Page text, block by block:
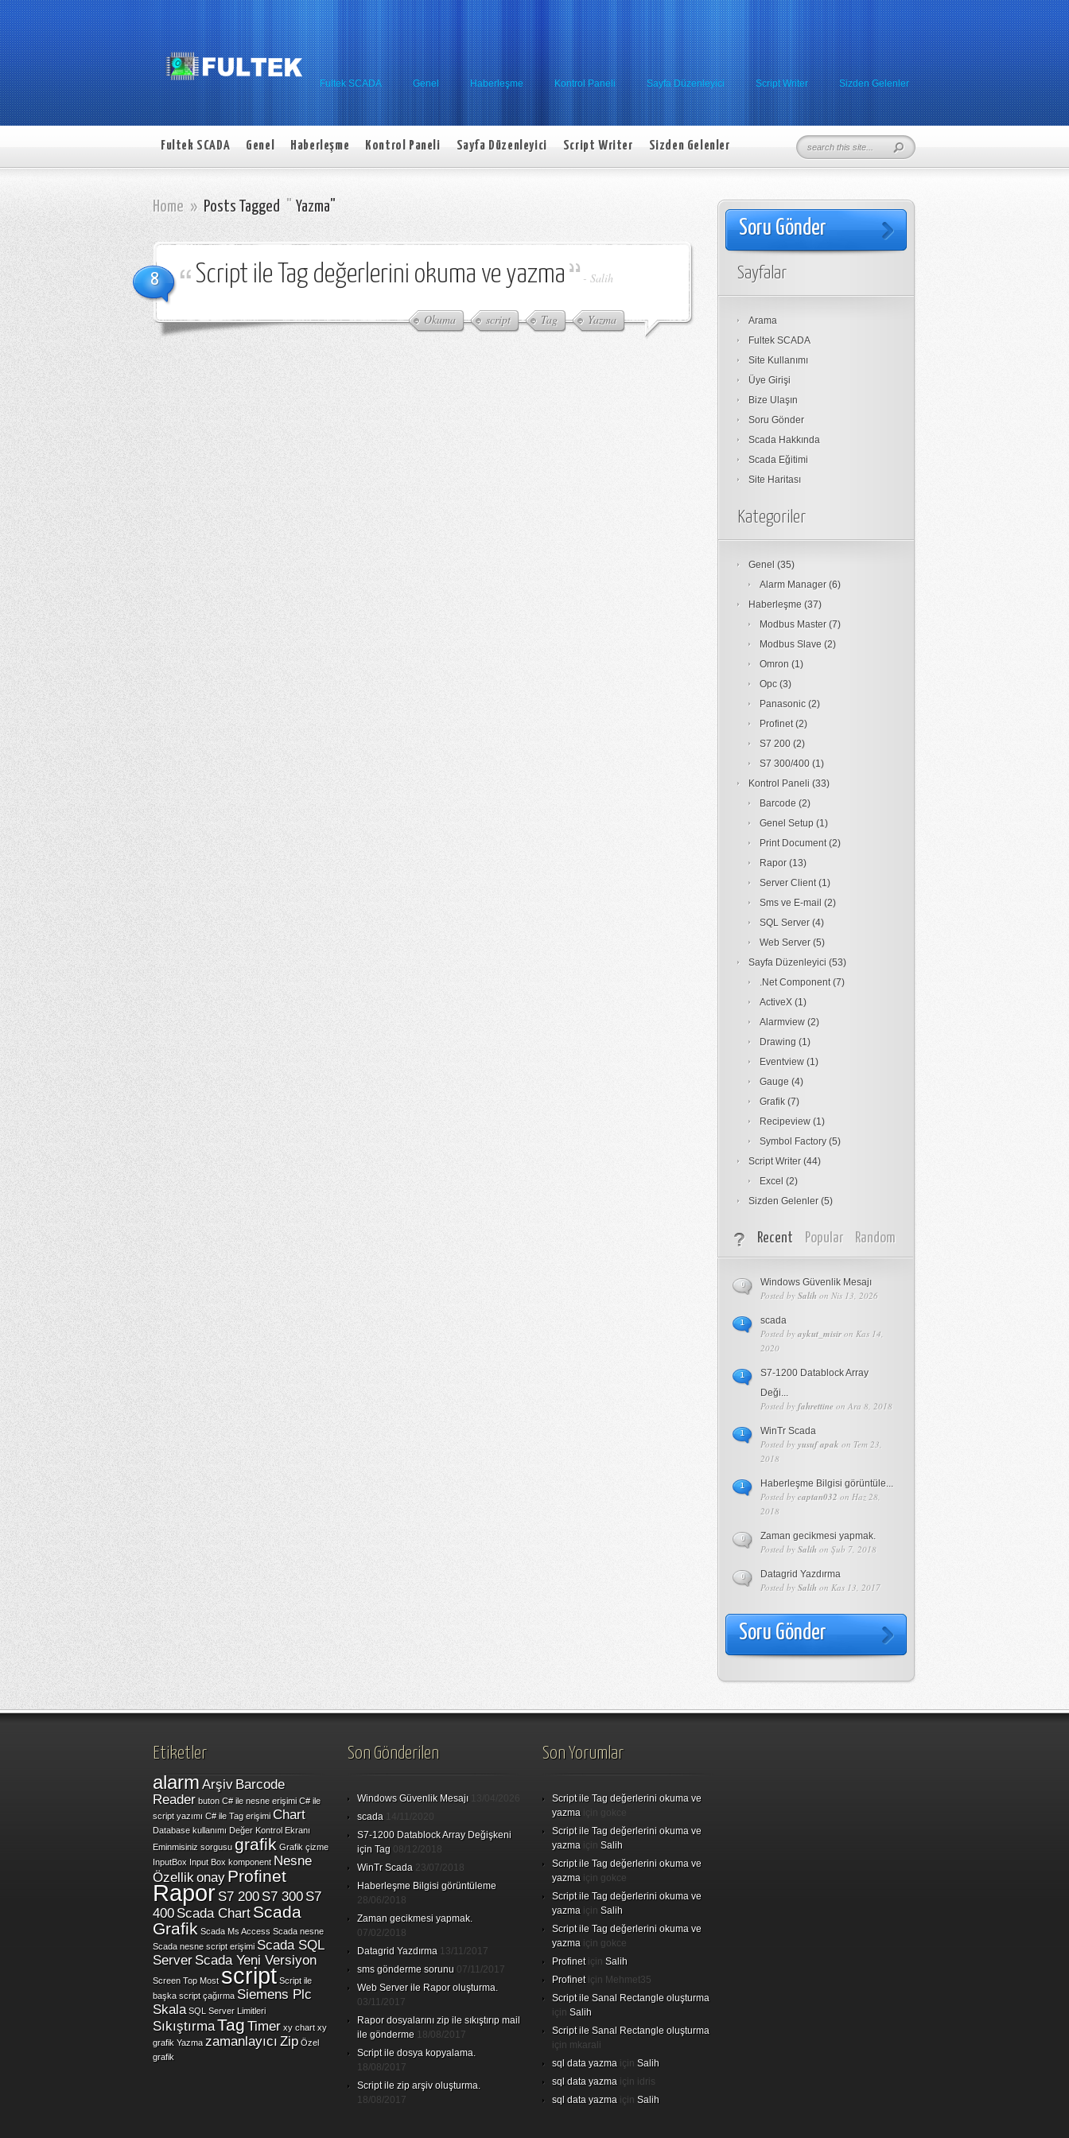
Fultek SCADA Genel Haberleşme Kontrol Paneli Sayfa Düzenleyici Script Writer Sizden Gelenler
Fultek SCADA Genel Haberleşme Kontrol Paneli Sayfa Düzenleyici Script Writer Sizden Gelenler
Home » Posts Tagged Yazma"
8 Script ile Tag değerlerini okuma ve yazma - Salih
Okuma script Tag Yazma
Soru Gönder
Sayfalar
Arama
Fultek SCADA
Site Kullanımı
Üye Girişi
Bize Ulaşın
Soru Gönder
Scada Hakkında
Scada Eğitimi
Site Haritası
Kategoriler
Genel (35)
Alarm Manager (6)
Haberleşme (37)
Modbus Master (7)
Modbus Slave (2)
Omron (1)
Opc (3)
Panasonic (2)
Profinet(2)
S7 200 (2)
S7 300/400 (1)
Kontrol Paneli (33)
Barcode (2)
Genel Setup (1)
Print Document(2)
Rapor (13)
Server Client(1)
Sms ve E-mail (2)
SQL Server (4)
Web Server (5)
Sayfa Düzenleyici (53)
.Net Component(7)
ActiveX (1)
Alarmview (2)
Drawing (1)
Eventview (1)
Gauge (4)
Grafik (7)
Recipeview (1)
Symbol Factory (5)
Script Writer (44)
Excel (2)
Sizden Gelenler (5)
Recent Popular Random
Windows Güvenlik Mesajı
Posted by Salih on Nis 13, 2026
0
scada
Posted by aykut_misir on Kas 14,
2020
1
S7-1200 Datablock Array
Deği...
Posted by fahrettine on Ara 8, 2018
1
WinTr Scada
Posted by yusuf apak on Tem 23,
2018
1
Haberleşme Bilgisi görüntüle...
Posted by captan032 on Haz 28,
2018
1
Zaman gecikmesi yapmak.
Posted by Salih on Şub 7, 2018
0
Datagrid Yazdırma
Posted by Salih on Kas 13, 2017
0
Soru Gönder
Etiketler
alarmArşiv Barcode
Reader buton C# ile nesne erişimi C# ile
script yazımı C# ile Tag erişimi Chart
Database kullanımı Değer Kontrol Ekranı
Eminmisiniz sorgusu grafik Grafik çizme
InputBox Input Box komponent Nesne
Özellikonay Profinet
Rapor S7 200 S7 300 S7
400 Scada Chart Scada
Grafik Scada Ms Access Scada nesne
Scada nesne script erişimi Scada SQL
Server Scada Yeni Versiyon
Screen Top Most script Script ile
başka script çağırma Siemens Plc
Skala SQL Server Limitleri
SıkıştırmaTag Timer xy chart xy
grafik Yazma zamanlayıcı Zip Özel
grafik
Son Gönderilen
Windows Güvenlik Mesajı
scada
S7-1200 Datablock Array Değişkeni
için Tag 08/12/2018
WinTr Scada 23/07/2018
Haberleşme Bilgisi görüntüleme
28/06/2018
Zaman gecikmesi yapmak.
07/02/2018
Datagrid Yazdırma 13/11/2017
sms gönderme sorunu 07/11/2017
Web Server ile Rapor oluşturma.
03/11/2017
Rapor dosyalarını zip ile sıkıştırıp mail
ile gönderme 18/08/2017
Script ile dosya kopyalama.
18/08/2017
Script ile zip arşiv oluşturma.
18/08/2017
Son Yorumlar
Script ile Tag değerlerini okuma ve
yazma
Script ile Tag değerlerini okuma ve
yazma için Salih
Script ile Tag değerlerini okuma ve
yazma için gokce
Script ile Tag değerlerini okuma ve
yazma için Salih
Script ile Tag değerlerini okuma ve
yazma için gokce
Profinetiçin Salih
Profinetiçin Mehmet35
Script ile Sanal Rectangle oluşturma
için Salih
Script ile Sanal Rectangle oluşturma
için mkarali
sql data yazma için Salih
sql data yazma için idris
sql data yazma için Salih